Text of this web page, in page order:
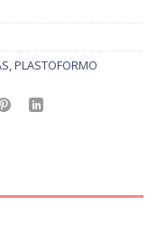
,PLASTOFORMO